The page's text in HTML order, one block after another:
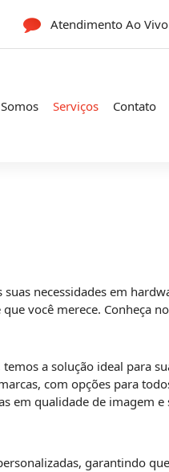
Atendimento Ao Vivo
Serviços Contato
necessidades em
você merece. Conheça
a solução ideal para
com opções para
em qualidade de imagem e
garantindo